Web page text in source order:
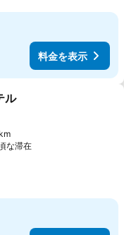
料金を表示
に追加
ル
な滞在